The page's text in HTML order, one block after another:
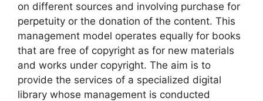
on different sources and involving purchase for
perpetuity or the donation of the content. This
management model operates equally for books
that are free of copyright as for new materials
and works under copyright. The aim is to
provide the services of a specialized digital
library whose management is conducted